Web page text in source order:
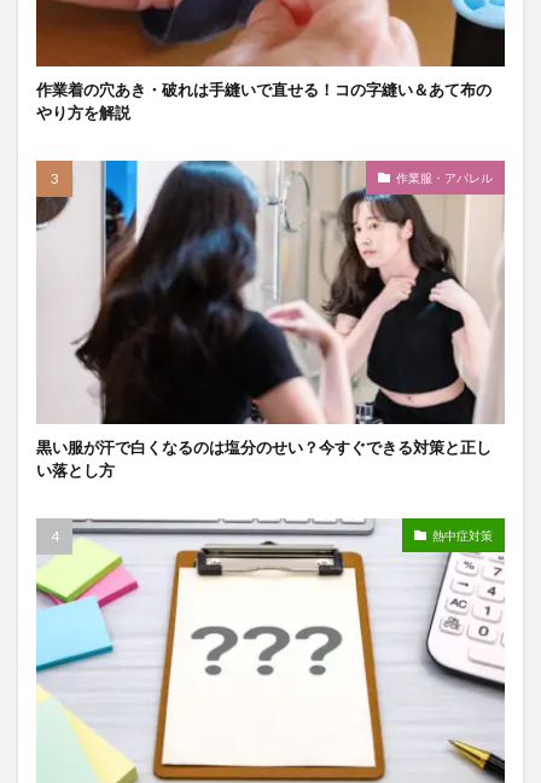
作業着の穴あき・破れは手縫いで直せる！コの字縫い＆あて布の
やり方を解説
作業服・アパレル
黒い服が汗で白くなるのは塩分のせい？今すぐできる対策と正し
い落とし方
熱中症対策